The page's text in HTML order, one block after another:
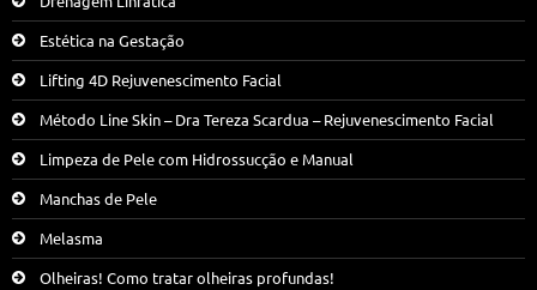
Estética na Gestação
Lifting 4D Rejuvenescimento Facial
Método Line Skin – Dra Tereza Scardua – Rejuvenescimento Facial
Limpeza de Pele com Hidrossucção e Manual
Manchas de Pele
Melasma
Olheiras! Como tratar olheiras profundas!